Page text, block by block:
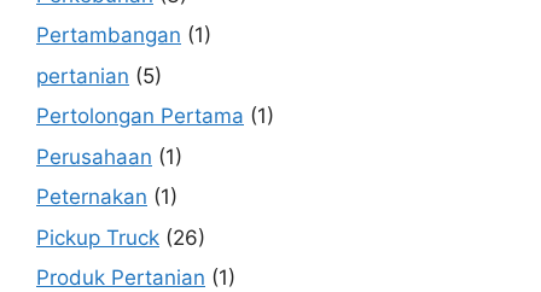
Pertambangan (1)
pertanian (5)
Pertolongan Pertama (1)
Perusahaan (1)
Peternakan (1)
Pickup Truck (26)
Produk Pertanian (1)